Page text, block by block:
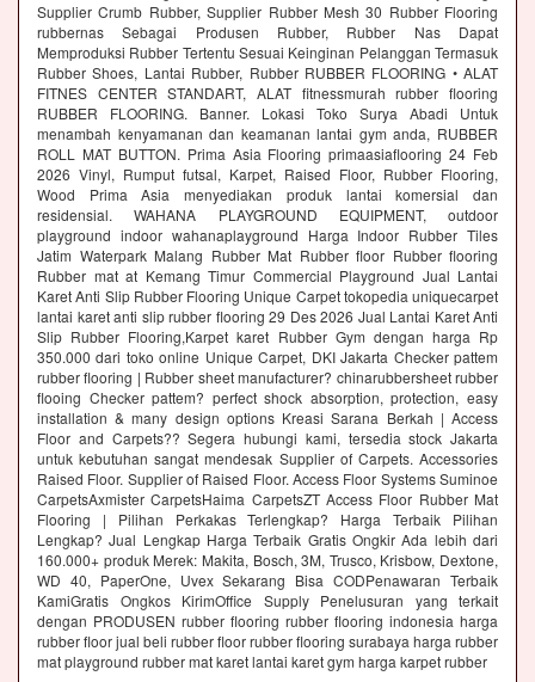
Supplier Crumb Rubber, Supplier Rubber Mesh 30 Rubber Flooring
rubbernas Sebagai Produsen Rubber, Rubber Nas Dapat
Memproduksi Rubber Tertentu Sesuai Keinginan Pelanggan Termasuk
Rubber Shoes, Lantai Rubber, Rubber RUBBER FLOORING • ALAT
FITNES CENTER STANDART, ALAT fitnessmurah rubber flooring
RUBBER FLOORING. Banner. Lokasi Toko Surya Abadi Untuk
menambah kenyamanan dan keamanan lantai gym anda, RUBBER
ROLL MAT BUTTON. Prima Asia Flooring primaasiaflooring 24 Feb
2026 Vinyl, Rumput futsal, Karpet, Raised Floor, Rubber Flooring,
Wood Prima Asia menyediakan produk lantai komersial dan
residensial. WAHANA PLAYGROUND EQUIPMENT, outdoor
playground indoor wahanaplayground Harga Indoor Rubber Tiles
Jatim Waterpark Malang Rubber Mat Rubber floor Rubber flooring
Rubber mat at Kemang Timur Commercial Playground Jual Lantai
Karet Anti Slip Rubber Flooring Unique Carpet tokopedia uniquecarpet
lantai karet anti slip rubber flooring 29 Des 2026 Jual Lantai Karet Anti
Slip Rubber Flooring,Karpet karet Rubber Gym dengan harga Rp
350.000 dari toko online Unique Carpet, DKI Jakarta Checker pattem
rubber flooring | Rubber sheet manufacturer? chinarubbersheet rubber
flooing Checker pattem? perfect shock absorption, protection, easy
installation & many design options Kreasi Sarana Berkah | Access
Floor and Carpets?? Segera hubungi kami, tersedia stock Jakarta
untuk kebutuhan sangat mendesak Supplier of Carpets. Accessories
Raised Floor. Supplier of Raised Floor. Access Floor Systems Suminoe
CarpetsAxmister CarpetsHaima CarpetsZT Access Floor Rubber Mat
Flooring | Pilihan Perkakas Terlengkap? Harga Terbaik Pilihan
Lengkap? Jual Lengkap Harga Terbaik Gratis Ongkir Ada lebih dari
160.000+ produk Merek: Makita, Bosch, 3M, Trusco, Krisbow, Dextone,
WD 40, PaperOne, Uvex Sekarang Bisa CODPenawaran Terbaik
KamiGratis Ongkos KirimOffice Supply Penelusuran yang terkait
dengan PRODUSEN rubber flooring rubber flooring indonesia harga
rubber floor jual beli rubber floor rubber flooring surabaya harga rubber
mat playground rubber mat karet lantai karet gym harga karpet rubber